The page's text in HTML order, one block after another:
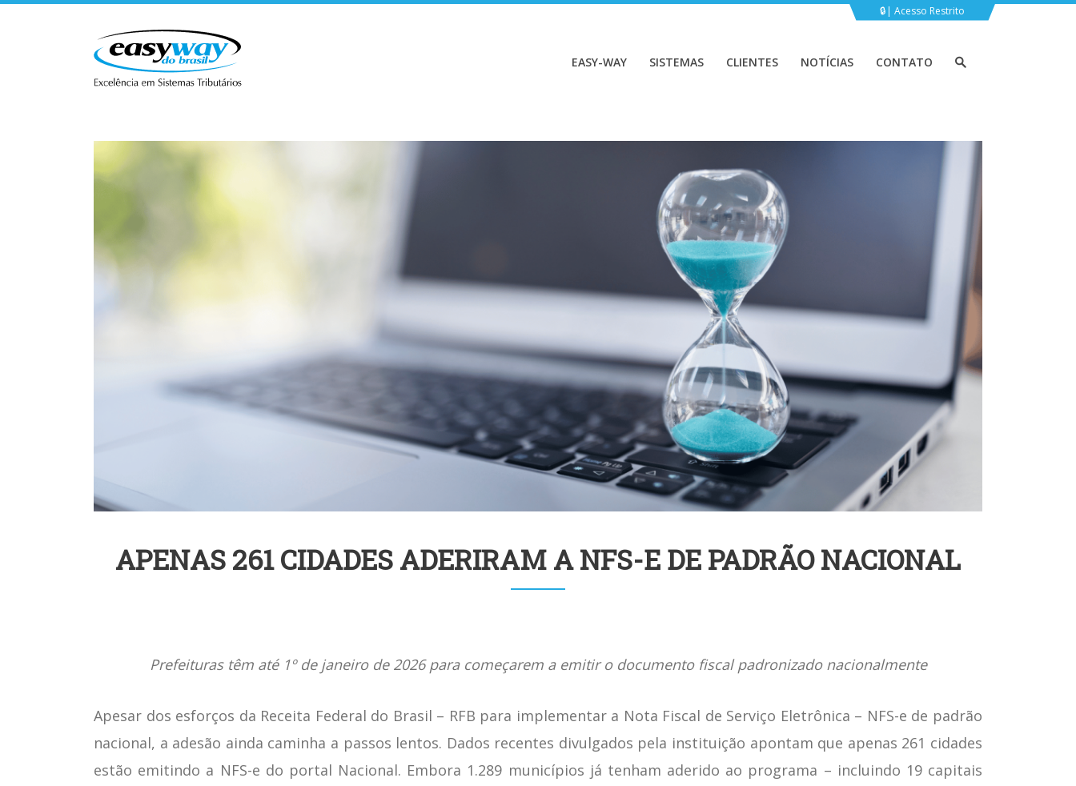
Acesso Restrito
EASY-WAY SISTEMAS CLIENTES NOTÍCIAS CONTATO
APENAS 261 CIDADES ADERIRAM A NFS-E DE PADRÃO NACIONAL
Prefeituras têm até 1º de janeiro de 2026 para começarem a emitir o documento fiscal padronizado nacionalmente
Apesar dos esforços da Receita Federal do Brasil – RFB para implementar a Nota Fiscal de Serviço Eletrônica – NFS-e de padrão
nacional, a adesão ainda caminha a passos lentos. Dados recentes divulgados pela instituição apontam que apenas 261 cidades
estão emitindo a NFS-e do portal Nacional. Embora 1.289 municípios já tenham aderido ao programa – incluindo 19 capitais